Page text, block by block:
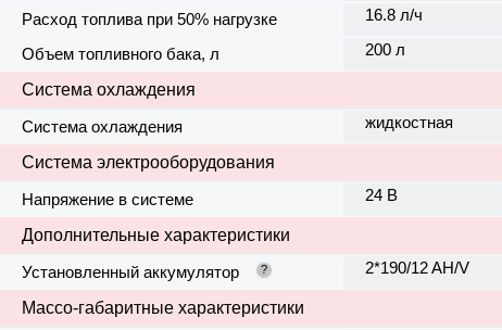
Расход топлива при 50% нагрузке 16.8 л/ч
Объем топливного бака, л 200 л
Система охлаждения
Система охлаждения
жидкостная
Система электрооборудования
Напряжение в системе
24 В
Дополнительные характеристики
Установленный аккумулятор
? 2*190/12 AH/V
Массо-габаритные характеристики